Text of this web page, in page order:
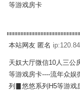
等游戏房卡
本站网友 匿名
天奴大厅微信10人三
等游戏房卡----流年众
列▊悠悠系列H5等游戏